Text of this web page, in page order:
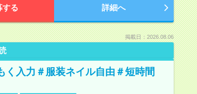
する 詳細へ
掲載日：2026.08.06
く入力＃服装ネイル自由＃短時間